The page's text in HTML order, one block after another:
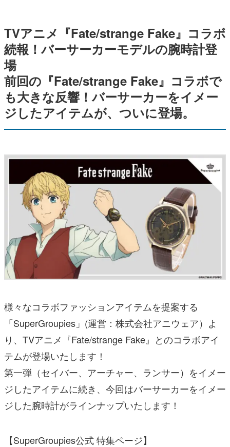
TVアニメ『Fate/strange Fake』コラボ
続報！バーサーカーモデルの腕時計登
場
前回の『Fate/strange Fake』コラボで
も大きな反響！バーサーカーをイメー
ジしたアイテムが、ついに登場。
様々なコラボファッションアイテムを提案する
「SuperGroupies」(運営：株式会社アニウェア）よ
り、TVアニメ『Fate/strange Fake』とのコラボアイ
テムが登場いたします！
第一弾（セイバー、アーチャー、ランサー）をイメー
ジしたアイテムに続き、今回はバーサーカーをイメー
ジした腕時計がラインナップいたします！
【SuperGroupies公式 特集ページ】